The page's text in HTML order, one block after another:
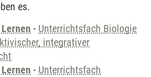
es.
- Unterrichtsfach Biologie
integrativer
- Unterrichtsfach